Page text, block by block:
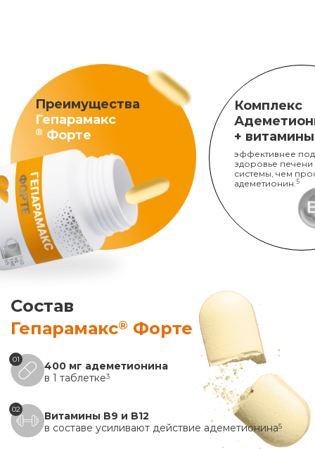
Преимущества
Гепарамакс
® Форте
Комплекс
+
эффективнее
здоровье печени
системы, чем
адеметионин. 5
Состав
Гепарамакс® Форте
01
400 мг адеметионина
в 1 таблетке3
02
Витамины B9 и B12
в составе усиливают действие адеметионина5